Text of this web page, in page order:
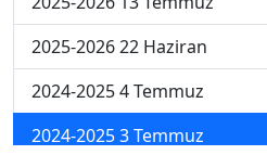
2025-2026 22 Haziran
2024-2025 4 Temmuz
2024-2025 3 Temmuz